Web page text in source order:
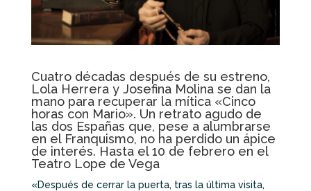
Cuatro décadas después de su estreno,
Lola Herrera y Josefina Molina se dan la
mano para recuperar la mítica «Cinco
horas con Mario». Un retrato agudo de
las dos Españas que, pese a alumbrarse
en el Franquismo, no ha perdido un ápice
de interés. Hasta el 10 de febrero en el
Teatro Lope de Vega
«Después de cerrar la puerta, tras la última visita,